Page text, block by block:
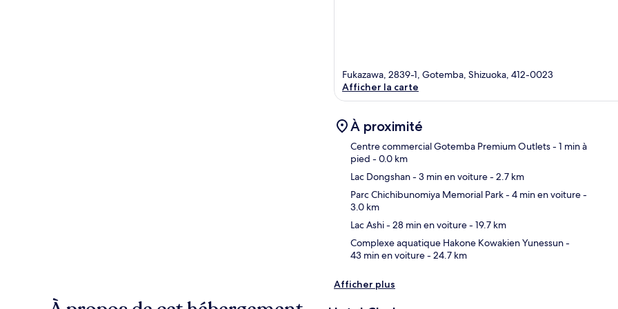
Fukazawa, 2839-1, Gotemba, Shizuoka, 412-0023
Afficher la carte
À proximité
Centre commercial Gotemba Premium Outlets- 1 min à
pied - 0.0 km
Lac Dongshan- 3 min en voiture- 2.7 km
Parc Chichibunomiya Memorial Park- 4 min en voiture-
3.0 km
Lac Ashi- 28 min en voiture- 19.7 km
Complexe aquatique Hakone Kowakien Yunessun-
43 min en voiture- 24.7 km
Afficher plus